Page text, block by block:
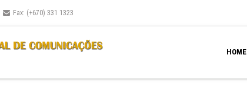
Fax: (+670) 331 1323
HOME